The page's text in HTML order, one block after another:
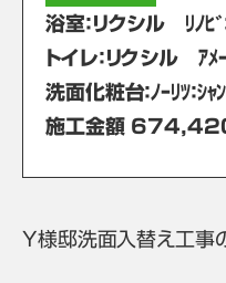
浴室：リクシル ﾘﾉﾋ
トイレ：リクシル ｱﾒ
洗面化粧台：ﾉｰﾘﾂ：ｼ
施工金額
Y様邸洗面入替え工事